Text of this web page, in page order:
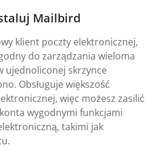
Mailbird
klient poczty elektronicznej,
do zarządzania wieloma
ujednoliconej skrzynce
Obsługuje większość
więc możesz zasilić
wygodnymi funkcjami
takimi jak